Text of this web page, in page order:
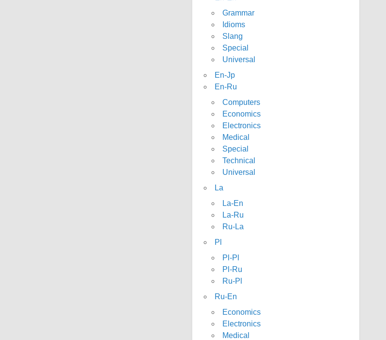
Grammar
Idioms
Slang
Special
Universal
En-Jp
En-Ru
Computers
Economics
Electronics
Medical
Special
Technical
Universal
La
La-En
La-Ru
Ru-La
Pl
Pl-Pl
Pl-Ru
Ru-Pl
Ru-En
Economics
Electronics
Medical